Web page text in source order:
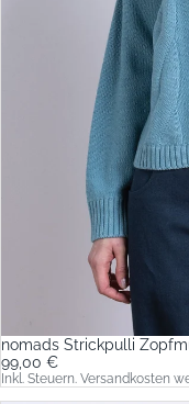
nomads Strickpulli
99,00 €
Inkl. Steuern. Versandkosten